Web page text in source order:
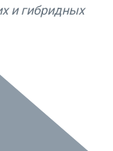
и гибридных